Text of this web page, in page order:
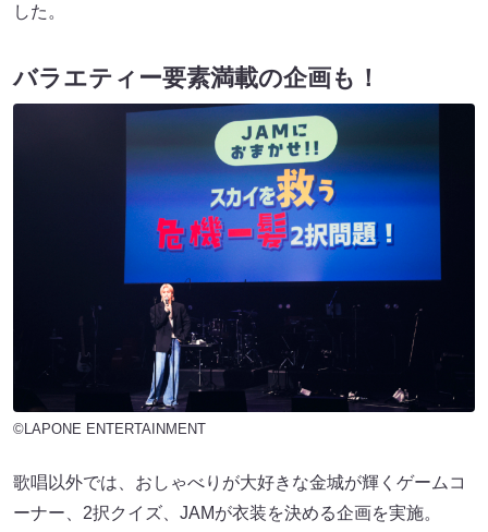
した。
バラエティー要素満載の企画も！
©LAPONE ENTERTAINMENT
歌唱以外では、おしゃべりが大好きな金城が輝くゲームコ
ーナー、2択クイズ、JAMが衣装を決める企画を実施。